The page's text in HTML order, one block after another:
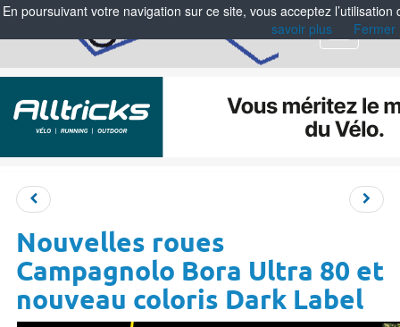
Menu
Nouvelles roues
Campagnolo Bora Ultra 80 et
nouveau coloris Dark Label
En poursuivant votre navigation sur ce site, vous acceptez
savoir plus
Fermer